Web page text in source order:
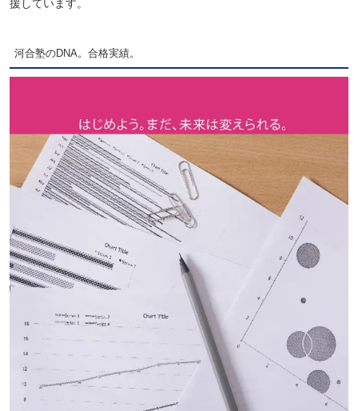
援しています。
河合塾のDNA。合格実績。